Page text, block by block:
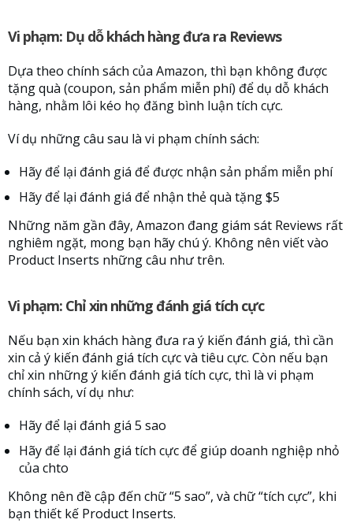
Vi phạm: Dụ dỗ khách hàng đưa ra Reviews
Dựa theo chính sách của Amazon, thì bạn không được
tặng quà (coupon, sản phẩm miễn phí) để dụ dỗ khách
hàng, nhằm lôi kéo họ đăng bình luận tích cực.
Ví dụ những câu sau là vi phạm chính sách:
Hãy để lại đánh giá để được nhận sản phẩm miễn phí
Hãy để lại đánh giá để nhận thẻ quà tặng $5
Những năm gần đây, Amazon đang giám sát Reviews rất
nghiêm ngặt, mong bạn hãy chú ý. Không nên viết vào
Product Inserts những câu như trên.
Vi phạm: Chỉ xin những đánh giá tích cực
Nếu bạn xin khách hàng đưa ra ý kiến đánh giá, thì cần
xin cả ý kiến đánh giá tích cực và tiêu cực. Còn nếu bạn
chỉ xin những ý kiến đánh giá tích cực, thì là vi phạm
chính sách, ví dụ như:
Hãy để lại đánh giá 5 sao
Hãy để lại đánh giá tích cực để giúp doanh nghiệp nhỏ
của chto
Không nên đề cập đến chữ “5 sao”, và chữ “tích cực”, khi
bạn thiết kế Product Inserts.